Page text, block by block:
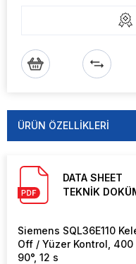
ÜRÜN ÖZELLIKLERI
DATA SHEET
TEKNİK
Siemens SQL36E110
Off / Yüzer Kontrol, 400
90°, 12 s